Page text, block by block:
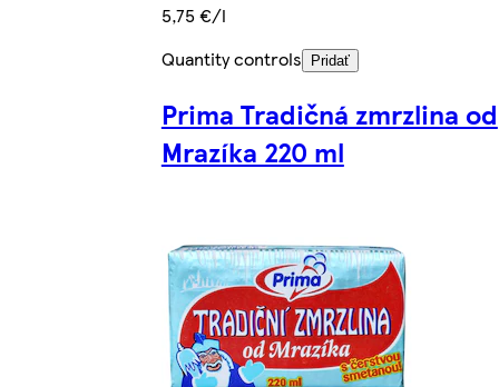
5,75 €/l
Quantity controls
Pridať
Prima Tradičná zmrzlina od
Mrazíka 220 ml